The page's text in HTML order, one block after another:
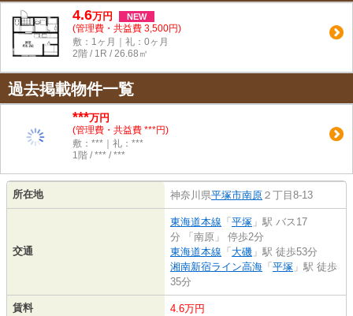
4.6万円 NEW
(管理費・共益費 3,500円)
敷：1ヶ月｜礼：0ヶ月
2階 / 1R / 26.68㎡
過去掲載物件一覧
***万円
(管理費・共益費 ***円)
敷：***｜礼：***
1階 / *** / ***
所在地 神奈川県平塚市南原 ２丁目8-13
交通
東海道本線 「 平塚 」駅 バス17
分 「南原」 停歩2分
東海道本線 「 大磯 」駅 徒歩53分
湘南新宿ライン高海 「 平塚 」駅 徒歩
35分
賃料 4.6万円